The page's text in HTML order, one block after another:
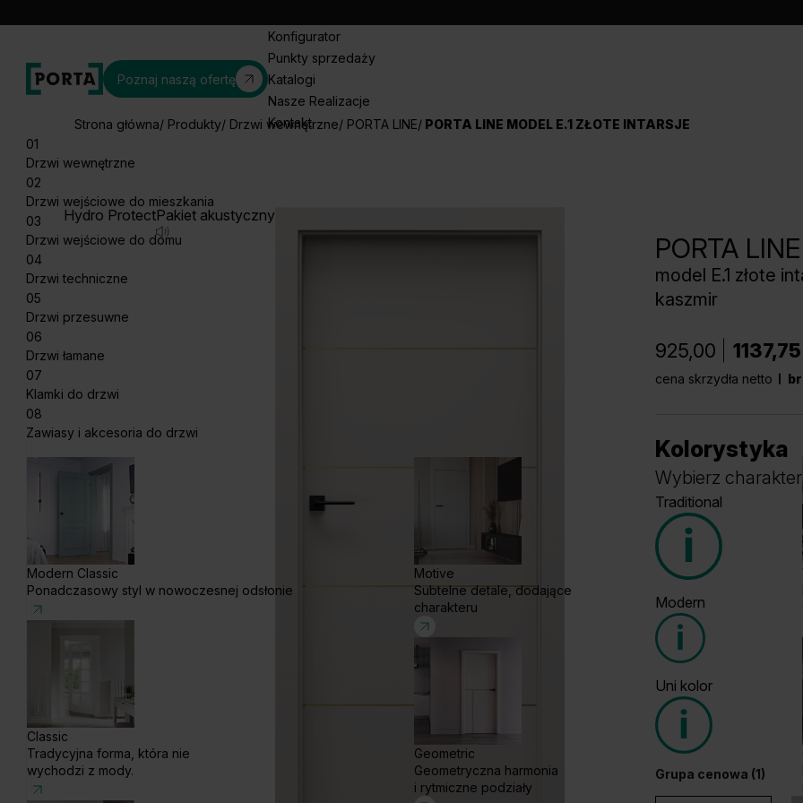
Poznaj naszą ofertę
Konfigurator
Punkty sprzedaży
Katalogi
Nasze Realizacje
Kontakt
01
Drzwi wewnętrzne
02
Drzwi wejściowe do mieszkania
03
Drzwi wejściowe do domu
04
Drzwi techniczne
05
Drzwi przesuwne
06
Drzwi łamane
07
Klamki do drzwi
08
Zawiasy i akcesoria do drzwi
Modern Classic
Ponadczasowy styl w nowoczesnej odsłonie
Classic
Tradycyjna forma, która nie
wychodzi z mody.
Motive
Subtelne detale, dodające
charakteru
Geometric
Geometryczna harmonia
i rytmiczne podziały
Strona główna Produkty Drzwi wewnętrzne PORTA LINE PORTA LINE MODEL E.1 ZŁOTE INTARSJE
Hydro ProtectPakiet akustyczny
PORTA LINE
model E.1 złote
kaszmir
925,00 1137,75
cena skrzydła netto
Kolorystyka
Wybierz
Traditional
Grupa cenowa (1)
Wenge White
Modern
Grupa cenowa (2)
Uni kolor
Grupa cenowa (1)